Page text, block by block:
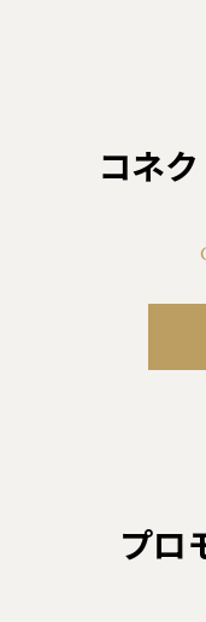
コネ
プロ